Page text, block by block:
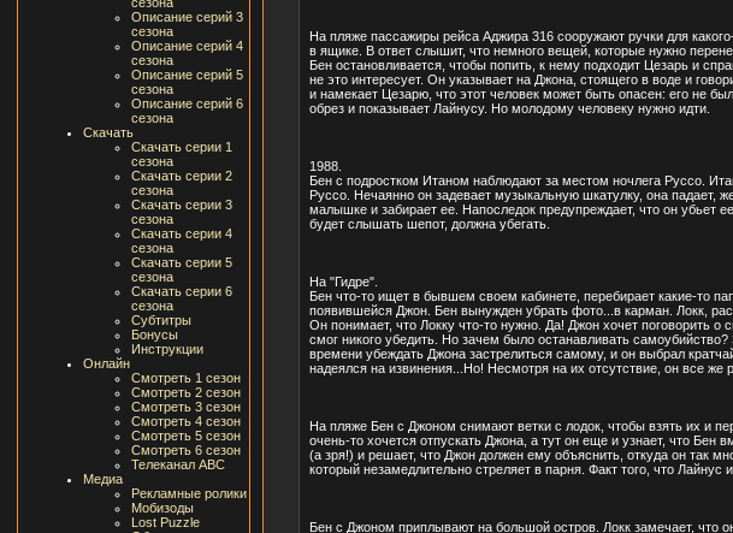
Описание серий 3
сезона
Описание серий 4
сезона
Описание серий 5
сезона
Описание серий 6
сезона
Скачать
Скачать серии 1
сезона
Скачать серии 2
сезона
Скачать серии 3
сезона
Скачать серии 4
сезона
Скачать серии 5
сезона
Скачать серии 6
сезона
Субтитры
Бонусы
Инструкции
Онлайн
Смотреть 1 сезон
Смотреть 2 сезон
Смотреть 3 сезон
Смотреть 4 сезон
Смотреть 5 сезон
Смотреть 6 сезон
Телеканал ABC
Медиа
Рекламные ролики
Мобизоды
Lost Puzzle
На пляже пассажиры рейса Аджира 316 сооружают ручки для
в ящике. В ответ слышит, что немного вещей, которые нужно
Бен остановливается, чтобы попить, к нему подходит Цезарь и
не это интересует. Он указывает на Джона, стоящего в воде и
и намекает Цезарю, что этот человек может быть опасен: его не
обрез и показывает Лайнусу. Но молодому человеку нужно идти.
1988.
Бен с подростком Итаном наблюдают за местом ночлега Руссо.
Руссо. Нечаянно он задевает музыкальную шкатулку, она падает,
малышке и забирает ее. Напоследок предупреждает, что он убьет
будет слышать шепот, должна убегать.
На "Гидре".
Бен что-то ищет в бывшем своем кабинете, перебирает какие-то
появившейся Джон. Бен вынужден убрать фото...в карман. Локк,
Он понимает, что Локку что-то нужно. Да! Джон хочет поговорить
смог никого убедить. Но зачем было останавливать
времени убеждать Джона застрелиться самому, и он выбрал
надеялся на извинения...Но! Несмотря на их отсутствие, он все
На пляже Бен с Джоном снимают ветки с лодок, чтобы взять их и
очень-то хочется отпускать Джона, а тут он еще и узнает, что
(а зря!) и решает, что Джон должен ему объяснить, откуда он так
который незамедлительно стреляет в парня. Факт того, что
Бен с Джоном приплывают на большой остров. Локк замечает, что